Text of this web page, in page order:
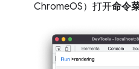
ChromeOS）打开命令